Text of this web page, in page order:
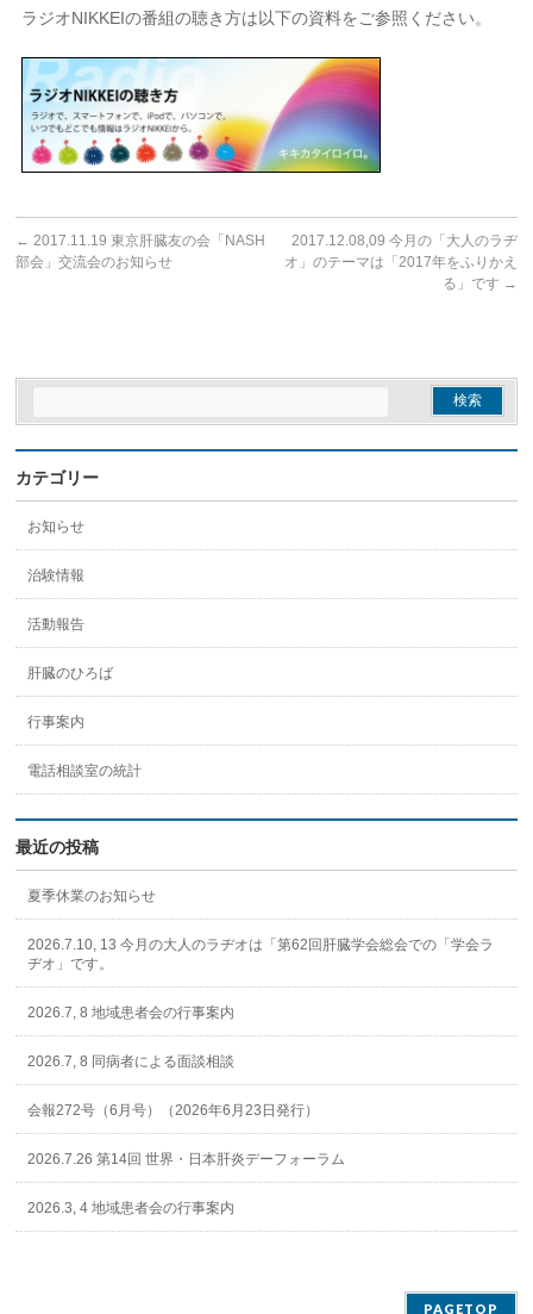
ラジオNIKKEIの番組の聴き方は以下の資料をご参照ください。
← 2017.11.19 東京肝臓友の会「NASH
部会」交流会のお知らせ
2017.12.08,09 今月の「大人のラヂ
オ」のテーマは「2017年をふりかえ
る」です →
カテゴリー
お知らせ
治験情報
活動報告
肝臓のひろば
行事案内
電話相談室の統計
最近の投稿
夏季休業のお知らせ
2026.7.10, 13 今月の大人のラヂオは「第62回肝臓学会総会での「学会ラ
ヂオ」です。
2026.7, 8 地域患者会の行事案内
2026.7, 8 同病者による面談相談
会報272号（6月号）（2026年6月23日発行）
2026.7.26 第14回 世界・日本肝炎デーフォーラム
2026.3, 4 地域患者会の行事案内
PAGETOP